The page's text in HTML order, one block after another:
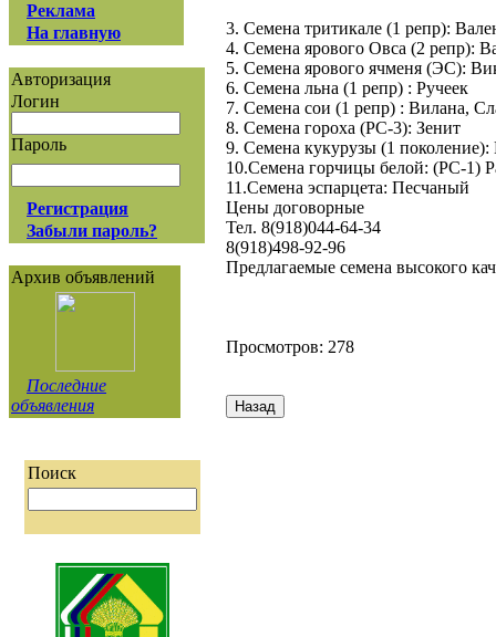
Реклама
На главную
Авторизация
Логин
Пароль
Регистрация
Забыли пароль?
Архив объявлений
Последние
объявления
Поиск
3. Семена тритикале (1 репр):
4. Семена ярового Овса (2 репр):
5. Семена ярового ячменя (ЭС):
6. Семена льна (1 репр) : Ручеек
7. Семена сои (1 репр) : Вилана,
8. Семена гороха (РС-3): Зенит
9. Семена кукурузы (1 поколение):
10.Семена горчицы белой: (РС-1)
11.Семена эспарцета: Песчаный
Цены договорные
Тел. 8(918)044-64-34
8(918)498-92-96
Предлагаемые семена высокого
Просмотров: 278